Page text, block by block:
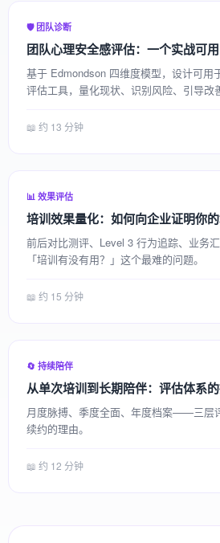
🛡️ 团队诊断
团队心理安全感评估：一个实战可
基于 Edmondson 四维度模型，设计可用
评估工具，量化现状、识别风险、引导改
📖 约 13 分钟
📊 效果评估
培训效果量化：如何向企业证明你
前后对比测评、Level 3 行为追踪、业
「培训有没有用？」这个最难的问题。
📖 约 15 分钟
🔄 持续陪伴
从单次培训到长期陪伴：评估体系
月度脉搏、季度全面、年度档案——三层
续约的理由。
📖 约 12 分钟